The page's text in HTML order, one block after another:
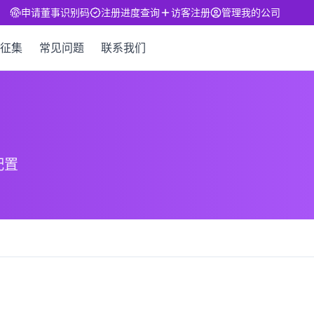
申请董事识别码 注册进度查询 访客注册 管理我的公司
集 常见问题 联系我们
置